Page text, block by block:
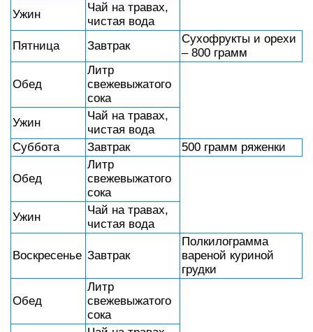
Ужин
Чай на травах,
чистая вода
Пятница
Завтрак
Сухофрукты и орехи
– 800 грамм
Обед
Литр
свежевыжатого
сока
Ужин
Чай на травах,
чистая вода
Суббота
Завтрак 500 грамм ряженки
Обед
Литр
свежевыжатого
сока
Ужин
Чай на травах,
чистая вода
Воскресенье Завтрак
Полкилограмма
вареной куриной
грудки
Обед
Литр
свежевыжатого
сока